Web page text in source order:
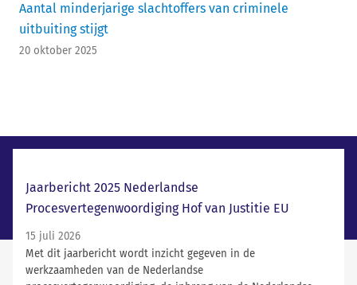
Aantal minderjarige slachtoffers van criminele
uitbuiting stijgt
20 oktober 2025
Jaarbericht 2025 Nederlandse
Procesvertegenwoordiging Hof van Justitie EU
15 juli 2026
Met dit jaarbericht wordt inzicht gegeven in de
werkzaamheden van de Nederlandse